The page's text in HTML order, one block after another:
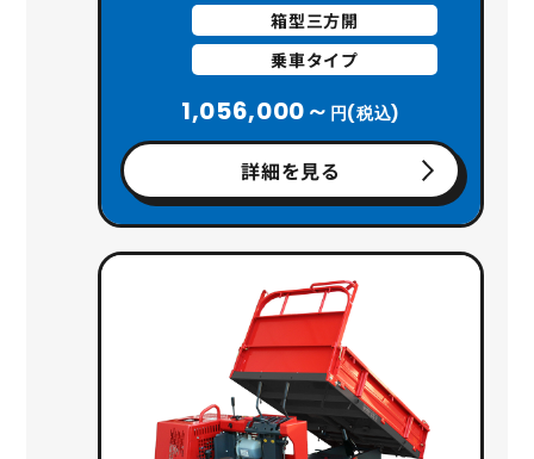
箱型三方開
乗車タイプ
1,056,000～ 円(税込)
詳細を見る